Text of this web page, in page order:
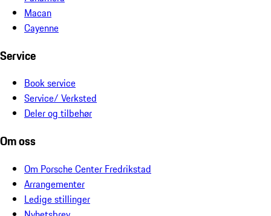
Macan
Cayenne
Service
Book service
Service/ Verksted
Deler og tilbehør
Om oss
Om Porsche Center Fredrikstad
Arrangementer
Ledige stillinger